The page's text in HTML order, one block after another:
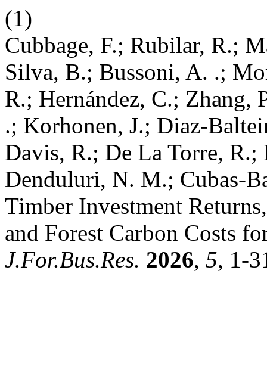
(1)
Cubbage, F.; Rubilar, R.;
Silva, B.; Bussoni, A. .;
R.; Hernández, C.; Zhang,
.; Korhonen, J.; Diaz-
Davis, R.; De La Torre,
Denduluri, N. M.; Cubas-
Timber Investment
and Forest Carbon Costs
J.For.Bus.Res. 2026, 5, 1-